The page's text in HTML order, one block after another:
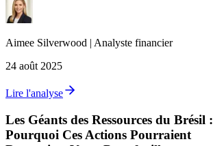
Aimee Silverwood | Analyste financier
24 août 2025
Lire l'analyse
Les Géants des Ressources du Brésil :
Pourquoi Ces Actions Pourraient